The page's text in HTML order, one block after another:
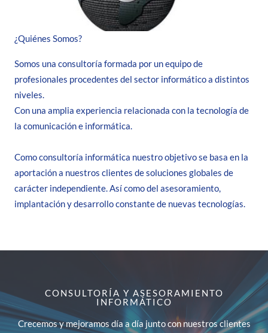
¿Quiénes Somos?
Somos una consultoría formada por un equipo de
profesionales procedentes del sector informático a distintos
niveles.
Con una amplia experiencia relacionada con la tecnología de
la comunicación e informática.
Como consultoría informática nuestro objetivo se basa en la
aportación a nuestros clientes de soluciones globales de
carácter independiente. Así como del asesoramiento,
implantación y desarrollo constante de nuevas tecnologías.
CONSULTORÍA Y ASESORAMIENTO
INFORMÁTICO
Crecemos y mejoramos día a día junto con nuestros clientes